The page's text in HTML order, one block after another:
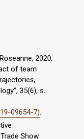
2020,
of team
35(6), s.
09654-7).
Show